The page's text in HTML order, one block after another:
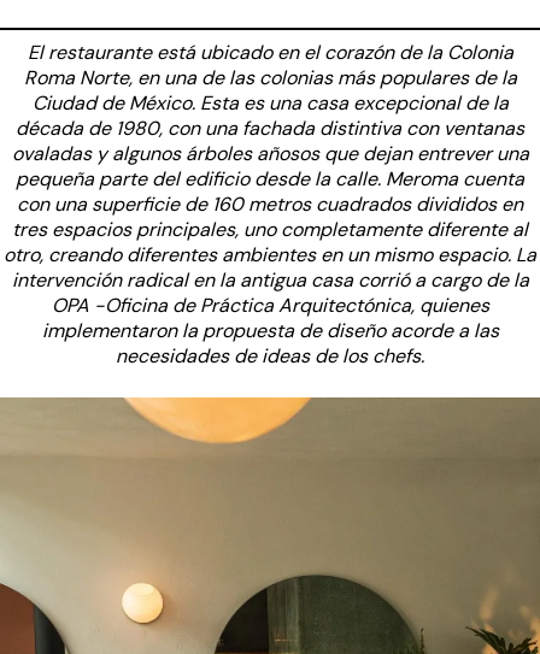
El restaurante está ubicado en el corazón de la Colonia
Roma Norte, en una de las colonias más populares de la
Ciudad de México. Esta es una casa excepcional de la
década de 1980, con una fachada distintiva con ventanas
ovaladas y algunos árboles añosos que dejan entrever una
pequeña parte del edificio desde la calle. Meroma cuenta
con una superficie de 160 metros cuadrados divididos en
tres espacios principales, uno completamente diferente al
otro, creando diferentes ambientes en un mismo espacio. La
intervención radical en la antigua casa corrió a cargo de la
OPA -Oficina de Práctica Arquitectónica, quienes
implementaron la propuesta de diseño acorde a las
necesidades de ideas de los chefs.